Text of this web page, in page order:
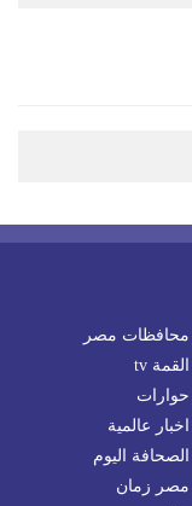
محافظات مصر
القمة tv
حوارات
اخبار عالمية
الصحافة اليوم
مصر زمان